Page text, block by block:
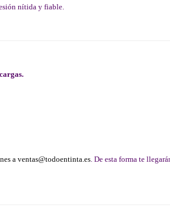
nítida y fiable.
a ventas@todoentinta.es. De esta forma te